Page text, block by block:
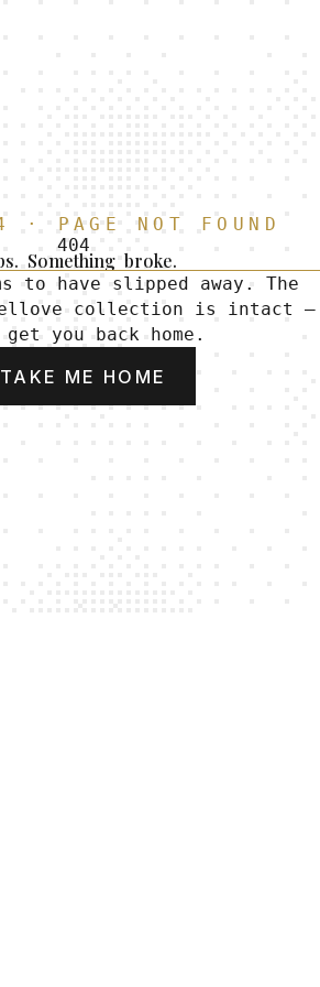
· P AG E NO T F O U N D
404
Something broke.
s to have slipped away . The
llove collection is intact
—
get you back home .
TAKE ME HOME